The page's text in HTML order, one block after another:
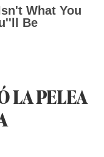
LA PELEA